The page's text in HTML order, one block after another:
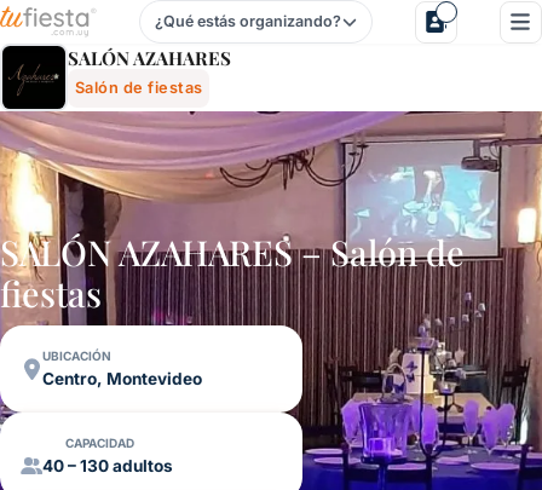
SalÓn Azahares - Salón De Fiestas En Centro, Montevideo,
¿Qué estás organizando?
SALÓN AZAHARES
Salón de fiestas
SALÓN AZAHARES – Salón de
fiestas
UBICACIÓN
Centro, Montevideo
CAPACIDAD
40 – 130 adultos